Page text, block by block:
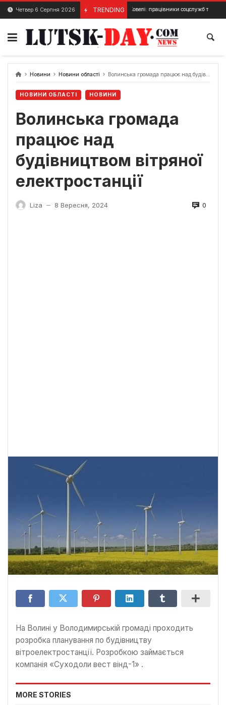
Skip
content
Четвер 6 Серпня 2026 TRENDING
26 Грудня, 2023 Різдво у Ковелі: працівники соцслужб та волонтери,
Новини Новини області Волинська громада працює над будівництвом вітряної електростанції
НОВИНИ ОБЛАСТІ НОВИНИ
Волинська громада
працює над
будівництвом вітряної
електростанції
Liza — 8 Вересня, 2024 0
На Волині у Володимирській громаді проходить
розробка планування по будівництву
вітроелектростанції. Розробкою займається
компанія «Суходоли вест вінд-1» .
MORE STORIES